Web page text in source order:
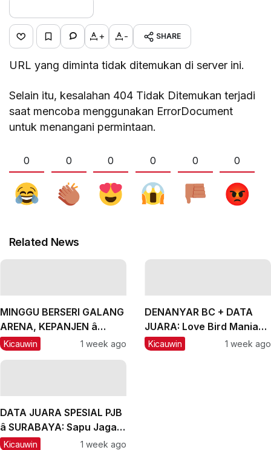
+ - SHARE
URL yang diminta tidak ditemukan di server ini.
Selain itu, kesalahan 404 Tidak Ditemukan terjadi
saat mencoba menggunakan ErrorDocument
untuk menangani permintaan.
0 0 0 0 0 0
Related News
MINGGU BERSERI GALANG
ARENA, KEPANJEN â
MALANG, #2: CH Lexus
Kicauwin 1 week ago
DENANYAR BC + DATA
JUARA: Love Bird Mania
Incar Piala Mandor
Kicauwin 1 week ago
DATA JUARA SPESIAL PJB
â SURABAYA: Sapu Jagad
Nyaris Meraih Hatrik
Kicauwin 1 week ago